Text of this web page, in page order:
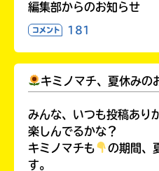
編集部からのお知らせ
コメント 181
キミノマチ、夏休みの
みんな、いつも投稿あり
楽しんでるかな？
キミノマチも
の期間、
す。